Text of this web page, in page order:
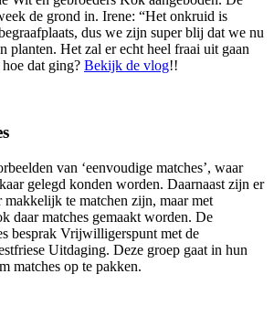
de grond in. Irene: “Het onkruid is
dus we zijn super blij dat we nu
planten. Het zal er echt heel fraai uit gaan
dat ging? Bekijk de vlog!!
van ‘eenvoudige matches’, waar
gelegd konden worden. Daarnaast zijn er
te matchen zijn, maar met
daar matches gemaakt worden. De
besprak Vrijwilligerspunt met de
Uitdaging. Deze groep gaat in hun
matches op te pakken.